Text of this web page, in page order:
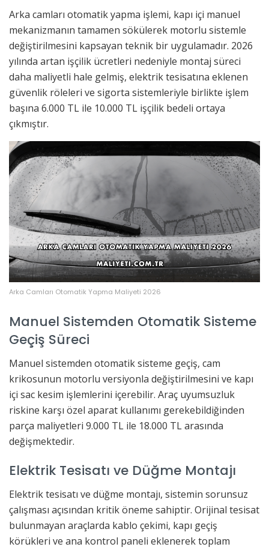
Arka camları otomatik yapma işlemi, kapı içi manuel
mekanizmanın tamamen sökülerek motorlu sistemle
değiştirilmesini kapsayan teknik bir uygulamadır. 2026
yılında artan işçilik ücretleri nedeniyle montaj süreci
daha maliyetli hale gelmiş, elektrik tesisatına eklenen
güvenlik röleleri ve sigorta sistemleriyle birlikte işlem
başına 6.000 TL ile 10.000 TL işçilik bedeli ortaya
çıkmıştır.
Arka Camları Otomatik Yapma Maliyeti 2026
Manuel Sistemden Otomatik Sisteme
Geçiş Süreci
Manuel sistemden otomatik sisteme geçiş, cam
krikosunun motorlu versiyonla değiştirilmesini ve kapı
içi sac kesim işlemlerini içerebilir. Araç uyumsuzluk
riskine karşı özel aparat kullanımı gerekebildiğinden
parça maliyetleri 9.000 TL ile 18.000 TL arasında
değişmektedir.
Elektrik Tesisatı ve Düğme Montajı
Elektrik tesisatı ve düğme montajı, sistemin sorunsuz
çalışması açısından kritik öneme sahiptir. Orijinal tesisat
bulunmayan araçlarda kablo çekimi, kapı geçiş
körükleri ve ana kontrol paneli eklenerek toplam